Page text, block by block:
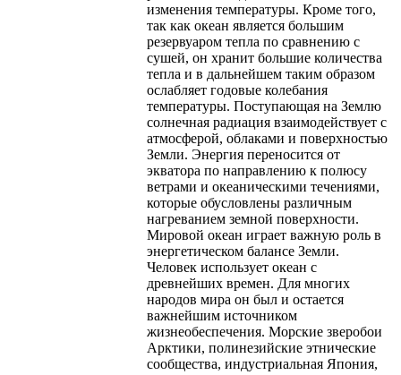
изменения температуры. Кроме того,
так как океан является большим
резервуаром тепла по сравнению с
сушей, он хранит большие количества
тепла и в дальнейшем таким образом
ослабляет годовые колебания
температуры. Поступающая на Землю
солнечная радиация взаимодействует с
атмосферой, облаками и поверхностью
Земли. Энергия переносится от
экватора по направлению к полюсу
ветрами и океаническими течениями,
которые обусловлены различным
нагреванием земной поверхности.
Мировой океан играет важную роль в
энергетическом балансе Земли.
Человек использует океан с
древнейших времен. Для многих
народов мира он был и остается
важнейшим источником
жизнеобеспечения. Морские зверобои
Арктики, полинезийские этнические
сообщества, индустриальная Япония,